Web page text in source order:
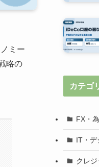
ミー
略の
カテゴ
FX・
IT・デ
クレ